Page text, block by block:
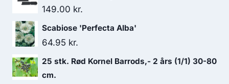
149.00 kr.
Scabiose 'Perfecta Alba'
64.95 kr.
25 stk. Rød Kornel Barrods,- 2 års (1/1) 30-80
cm.